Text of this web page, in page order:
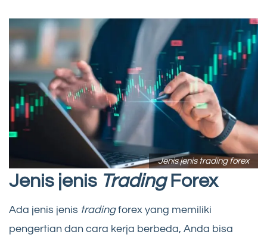
Jenis jenis trading forex
Jenis jenis TradingForex
Ada jenis jenis tradingforex yang memiliki
pengertian dan cara kerja berbeda, Anda bisa